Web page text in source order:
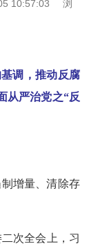
10:57:03
浏
调，推动反腐
从严治党之“反
增量、清除存
次全会上，习